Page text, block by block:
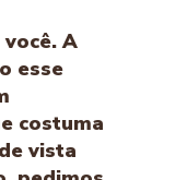
A
esse
costuma
vista